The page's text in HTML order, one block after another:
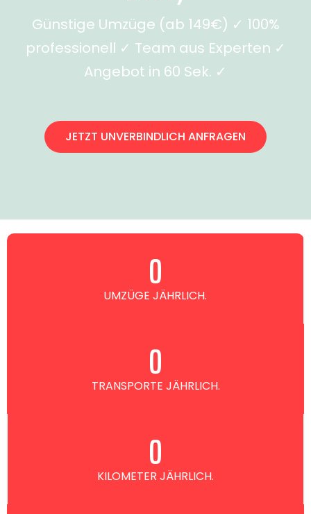
Günstige Umzüge (ab 149€) ✓ 100%
professionell ✓ Team aus Experten ✓
Angebot in 60 Sek. ✓
JETZT UNVERBINDLICH ANFRAGEN
UMZÜGE JÄHRLICH.
0
TRANSPORTE JÄHRLICH.
0
KILOMETER JÄHRLICH.
0